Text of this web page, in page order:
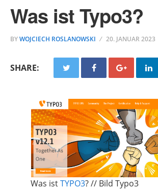
Was ist Typo3?
BYWOJCIECH ROSLANOWSKI 20. JANUAR 2023
SHARE:
Was istTYPO3? // Bild Typo3